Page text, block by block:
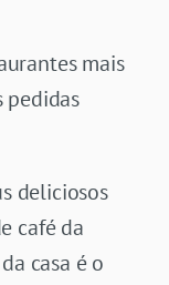
mais
pedidas
deliciosos
café da
casa é o